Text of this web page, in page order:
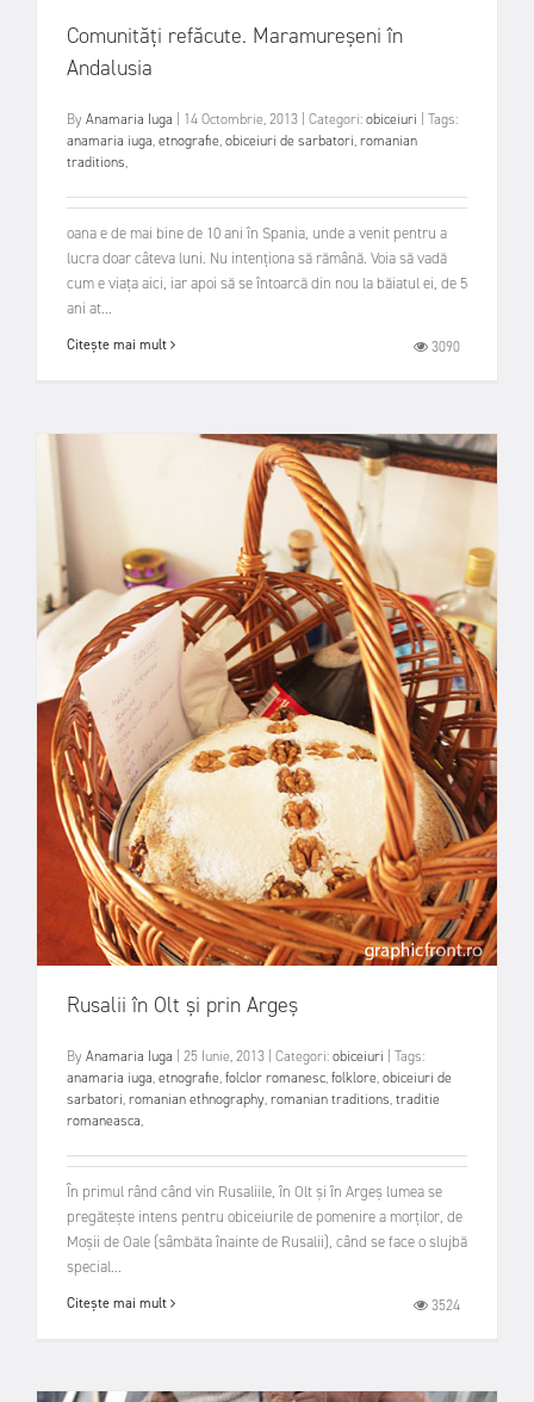
Comunități refăcute. Maramureșeni în
Andalusia
ByAnamaria Iuga 14 Octombrie, 2013 Categori:obiceiuri
Tags:
anamaria iuga,etnografie,obiceiuri de sarbatori,romanian
traditions,
oana e de mai bine de 10 ani în Spania, unde a venit pentru a
lucra doar câteva luni. Nu intenționa să rămână. Voia să vadă
cum e viața aici, iar apoi să se întoarcă din nou la băiatul ei, de 5
ani at...
3090
Citește mai mult
Rusalii în Olt și prin Argeș
ByAnamaria Iuga 25 Iunie, 2013 Categori:obiceiuri
Tags:
anamaria iuga,etnografie,folclor romanesc,folklore,obiceiuri de
sarbatori,romanian ethnography,romanian traditions,traditie
romaneasca,
În primul rând când vin Rusaliile, în Olt și în Argeș lumea se
pregătește intens pentru obiceiurile de pomenire a morților, de
Moșii de Oale (sâmbăta înainte de Rusalii), când se face o slujbă
special...
3524
Citește mai mult